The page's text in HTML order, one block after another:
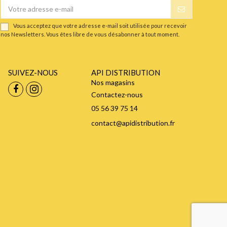
Vous acceptez que votre adresse e-mail soit utilisée pour recevoir
nos Newsletters. Vous êtes libre de vous désabonner à tout moment.
SUIVEZ-NOUS API DISTRIBUTION
Nos magasins
Contactez-nous
05 56 39 75 14
contact@apidistribution.fr